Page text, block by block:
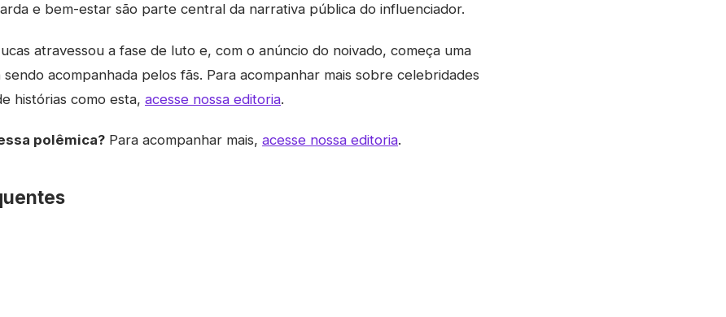
e bem-estar são parte central da narrativa pública do influenciador.
atravessou a fase de luto e, com o anúncio do noivado, começa uma
acompanhada pelos fãs. Para acompanhar mais sobre celebridades
histórias como esta, acesse nossa editoria.
polêmica? Para acompanhar mais, acesse nossa editoria.